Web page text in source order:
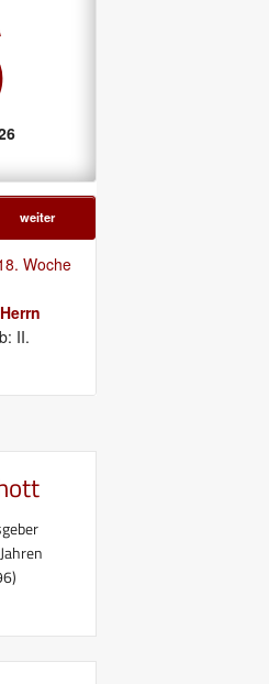
weiter
Woche
II.